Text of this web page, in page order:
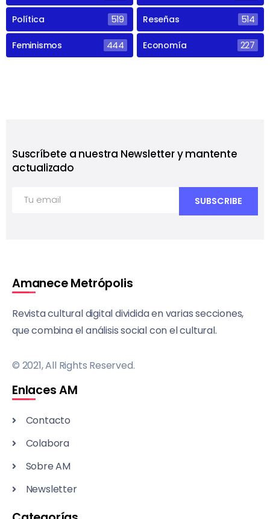
Política 519 Reseñas 514
Feminismos 444 Economía 227
Suscríbete a nuestra Newsletter y mantente
actualizado
Amanece Metrópolis
Revista cultural digital dividida en varias secciones,
que combina el análisis social con el cultural.
© 2021, All Rights Reserved.
Enlaces AM
Contacto
Colabora
Sobre AM
Newsletter